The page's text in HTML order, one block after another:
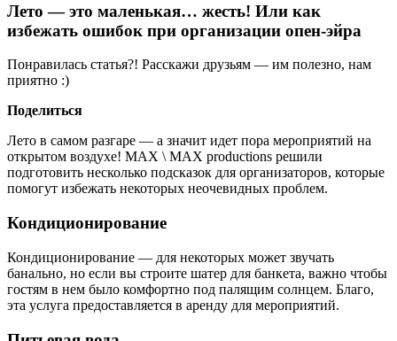
Лето — это маленькая… жесть! Или как
избежать ошибок при организации опен-эйра
Понравилась статья?! Расскажи друзьям — им полезно, нам
приятно :)
Поделиться
Лето в самом разгаре — а значит идет пора мероприятий на
открытом воздухе! MAX \ MAX productions решили
подготовить несколько подсказок для организаторов, которые
помогут избежать некоторых неочевидных проблем.
Кондиционирование
Кондиционирование — для некоторых может звучать
банально, но если вы строите шатер для банкета, важно чтобы
гостям в нем было комфортно под палящим солнцем. Благо,
эта услуга предоставляется в аренду для мероприятий.